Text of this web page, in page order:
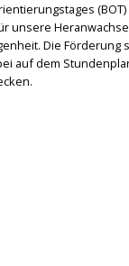
unsere
Die Förderung
auf dem